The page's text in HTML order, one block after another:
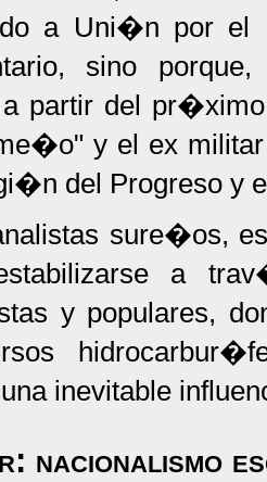
a Uni�n por
sino
partir del pr�ximo
y el ex militar
del Progreso y
sure�os,
a
y populares,
inevitable
nacionalismo